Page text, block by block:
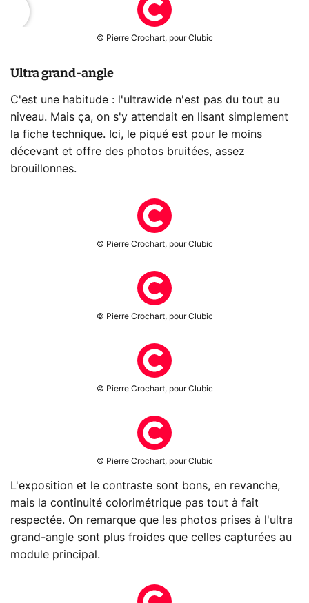
© Pierre Crochart, pour Clubic
Ultra grand-angle
C'est une habitude : l'ultrawide n'est pas du tout au
niveau. Mais ça, on s'y attendait en lisant simplement
la fiche technique. Ici, le piqué est pour le moins
décevant et offre des photos bruitées, assez
brouillonnes.
© Pierre Crochart, pour Clubic
© Pierre Crochart, pour Clubic
© Pierre Crochart, pour Clubic
© Pierre Crochart, pour Clubic
L'exposition et le contraste sont bons, en revanche,
mais la continuité colorimétrique pas tout à fait
respectée. On remarque que les photos prises à l'ultra
grand-angle sont plus froides que celles capturées au
module principal.